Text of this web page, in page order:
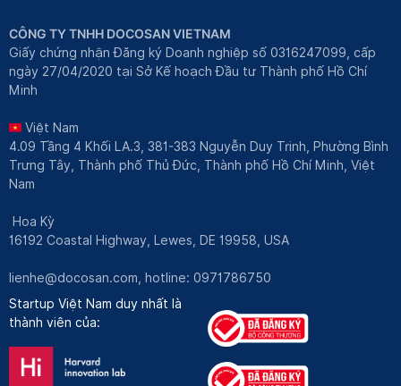
CÔNG TY TNHH DOCOSAN VIETNAM
Giấy chứng nhận Đăng ký Doanh nghiệp số 0316247099, cấp
ngày 27/04/2020 tại Sở Kế hoạch Đầu tư Thành phố Hồ Chí
Minh
Việt Nam
4.09 Tầng 4 Khối LA.3, 381-383 Nguyễn Duy Trinh, Phường Bình
Trưng Tây, Thành phố Thủ Đức, Thành phố Hồ Chí Minh, Việt
Nam
Hoa Kỳ
16192 Coastal Highway, Lewes, DE 19958, USA
lienhe@docosan.com , hotline: 0971786750
Startup Việt Nam duy nhất là
thành viên của: